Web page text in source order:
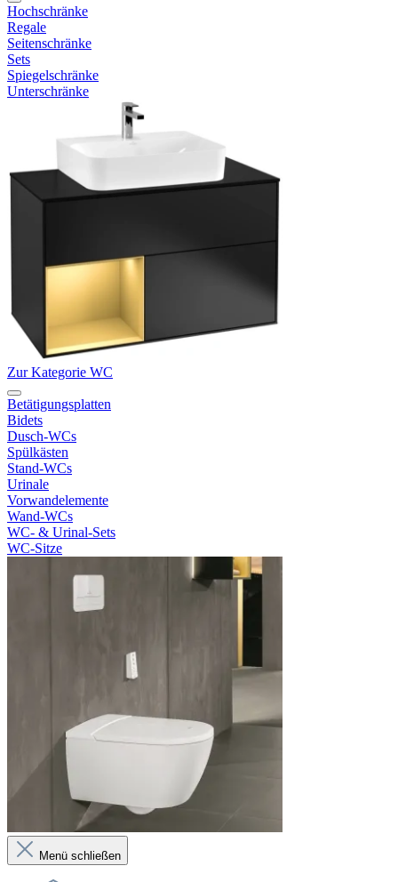
Hochschränke
Regale
Seitenschränke
Sets
Spiegelschränke
Unterschränke
Zur Kategorie WC
Betätigungsplatten
Bidets
Dusch-WCs
Spülkästen
Stand-WCs
Urinale
Vorwandelemente
Wand-WCs
WC- & Urinal-Sets
WC-Sitze
Menü schließen